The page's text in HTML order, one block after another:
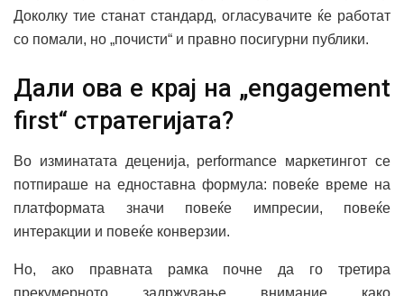
Доколку тие станат стандард, огласувачите ќе работат
со помали, но „почисти“ и правно посигурни публики.
Дали ова е крај на „engagement
first“ стратегијата?
Во изминатата деценија, performance маркетингот се
потпираше на едноставна формула: повеќе време на
платформата значи повеќе импресии, повеќе
интеракции и повеќе конверзии.
Но, ако правната рамка почне да го третира
прекумерното задржување внимание како